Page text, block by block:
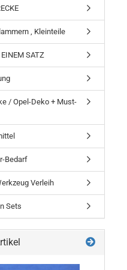
, Kleinteile
SATZ
/ Opel-Deko + Must-
Bedarf
Verleih
Sets